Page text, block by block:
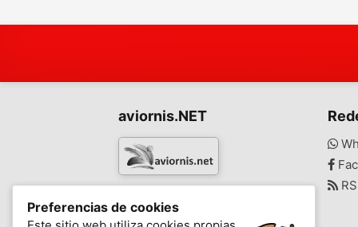
aviornis.NET
-
Preferencias de cookies